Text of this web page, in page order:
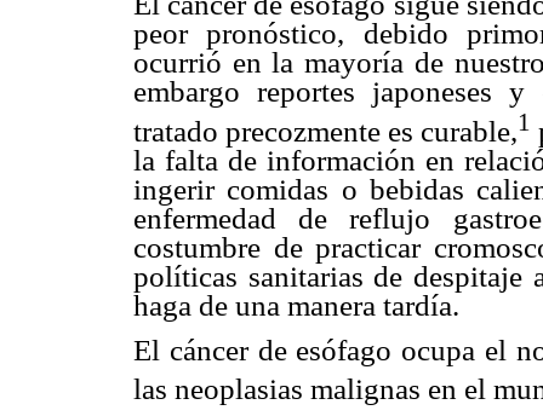
peor pronóstico, debido
ocurrió en la mayoría de
embargo reportes japoneses
tratado precozmente es curable,1
la falta de información en
ingerir comidas o bebidas
enfermedad de reflujo
costumbre de practicar
políticas sanitarias de despitaje
haga de una manera tardía.
El cáncer de esófago ocupa el
las neoplasias malignas en el